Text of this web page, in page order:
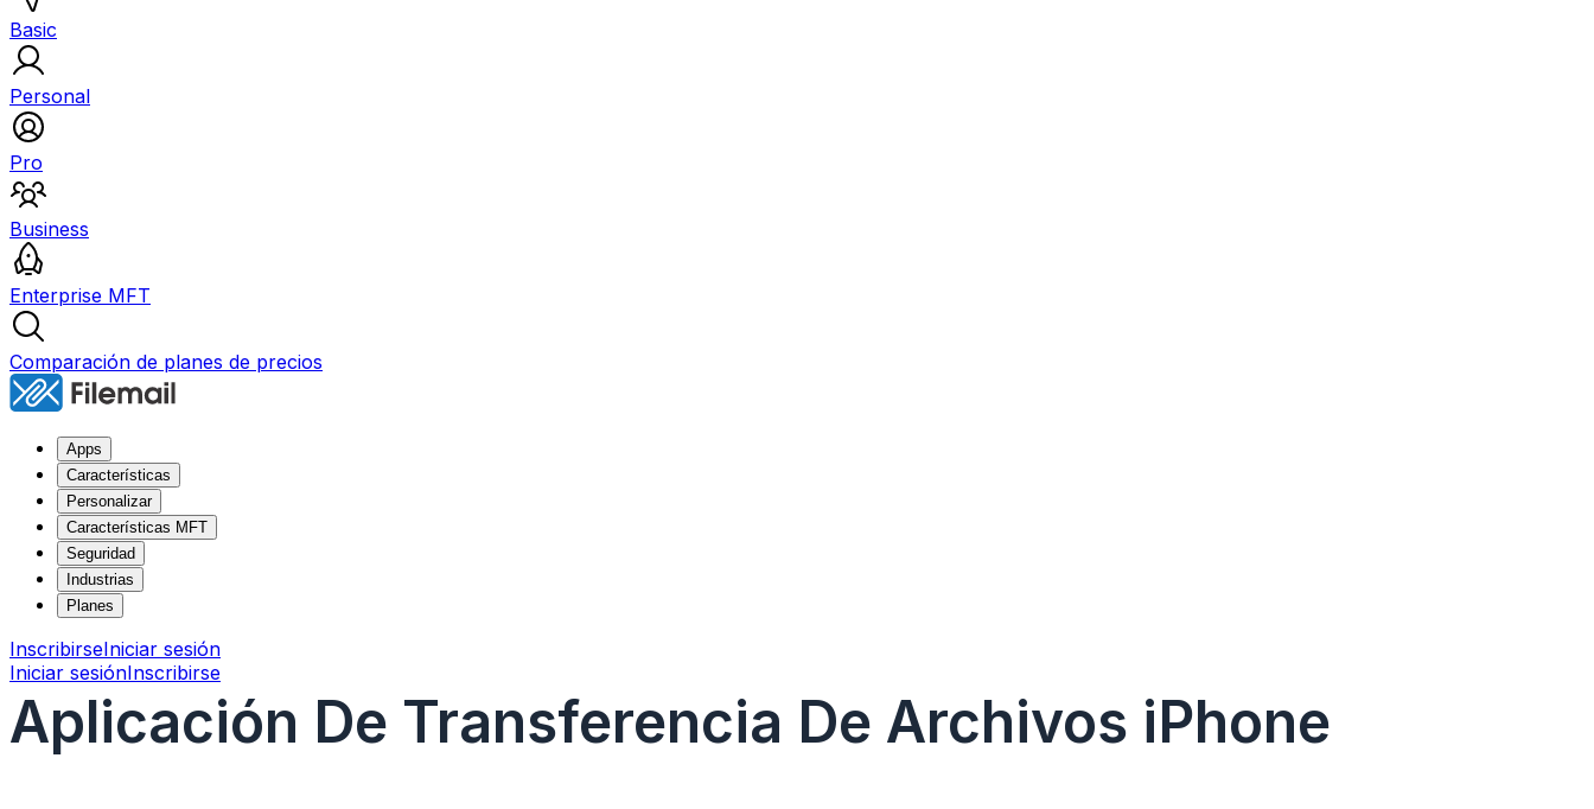
Basic
Personal
Pro
Business
Enterprise MFT
Comparación de planes de precios
Apps
Características
Personalizar
Características MFT
Seguridad
Industrias
Planes
InscribirseIniciar sesión
Iniciar sesiónInscribirse
Aplicación De Transferencia De Archivos iPhone